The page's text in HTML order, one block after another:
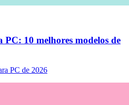
10 melhores modelos de
PC de 2026